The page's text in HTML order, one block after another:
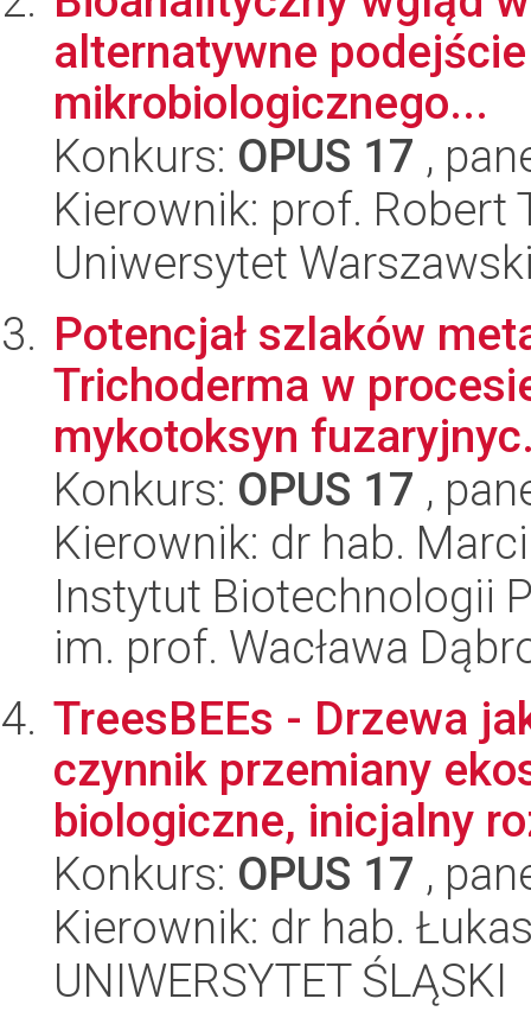
alternatywne
mikrobiologicznego...
Konkurs: OPUS 17 ,
Kierownik: prof. Robert
Uniwersytet
Potencjał szlaków
Trichoderma w
mykotoksyn
Konkurs: OPUS 17 ,
Kierownik: dr hab.
Instytut Biotechnologii
im. prof. Wacława
TreesBEEs - Drzewa
czynnik przemiany
biologiczne, inicjalny
Konkurs: OPUS 17 ,
Kierownik: dr hab.
UNIWERSYTET ŚLĄSKI